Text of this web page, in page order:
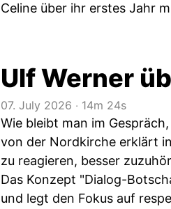
Celine über ihr erstes Jahr
Ulf Werner
07. July 2026 ‧ 14m 24s
Wie bleibt man im
von der Nordkirche erklärt
zu reagieren, besser
Das Konzept "Dialog-
und legt den Fokus auf